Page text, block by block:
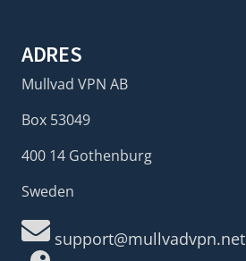
ADRES
Mullvad VPN AB
Box 53049
400 14 Gothenburg
Sweden
support@mullvadvpn.net